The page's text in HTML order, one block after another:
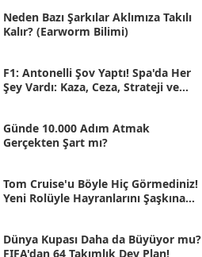
[54]
[56]
[50]
[57]
[25]
[46]
Neden Bazı Şarkılar Aklımıza Takılı
Kalır? (Earworm Bilimi)
F1: Antonelli Şov Yaptı! Spa'da Her
Şey Vardı: Kaza, Ceza, Strateji ve
Günde 10.000 Adım Atmak
Gerçekten Şart mı?
Tom Cruise'u Böyle Hiç Görmediniz!
Yeni Rolüyle Hayranlarını Şaşkına
Dünya Kupası Daha da Büyüyor mu?
FIFA'dan 64 Takımlık Dev Plan!